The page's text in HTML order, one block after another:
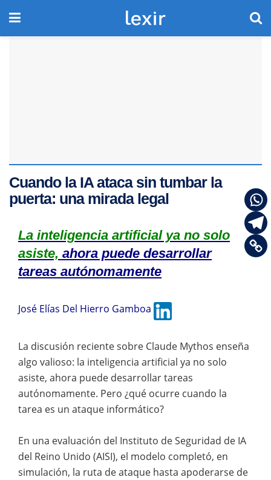
Cuando la IA ataca sin tumbar la
puerta: una mirada legal
La inteligencia artificial ya no solo
asiste, ahora puede desarrollar
tareas autónomamente
José Elías Del Hierro Gamboa
La discusión reciente sobre Claude Mythos enseña
algo valioso: la inteligencia artificial ya no solo
asiste, ahora puede desarrollar tareas
autónomamente. Pero ¿qué ocurre cuando la
tarea es un ataque informático?
En una evaluación del Instituto de Seguridad de IA
del Reino Unido (AISI), el modelo completó, en
simulación, la ruta de ataque hasta apoderarse de